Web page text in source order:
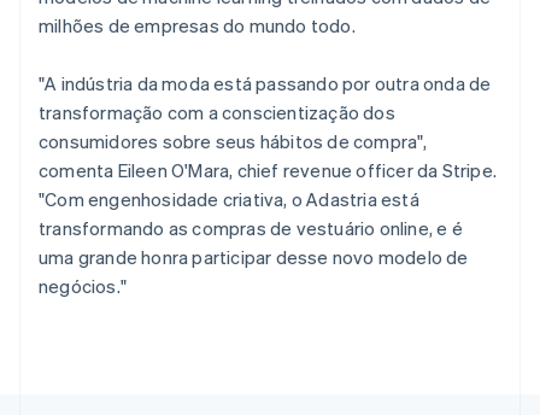
milhões de empresas do mundo todo.
"A indústria da moda está passando por outra onda de
transformação com a conscientização dos
consumidores sobre seus hábitos de compra",
comenta Eileen O'Mara, chief revenue officer da Stripe.
"Com engenhosidade criativa, o Adastria está
transformando as compras de vestuário online, e é
uma grande honra participar desse novo modelo de
negócios."
Polônia
Portugal
PortuguêsEnglish
RAE de Hong Kong, China
English简体中文
Reino Unido
English
República Tcheca
English
Romênia
English